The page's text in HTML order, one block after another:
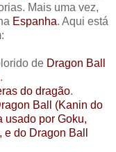
Mais uma vez,
Espanha. Aqui está
de Dragon Ball
.
do dragão.
Ball (Kanin do
usado por Goku,
do Dragon Ball